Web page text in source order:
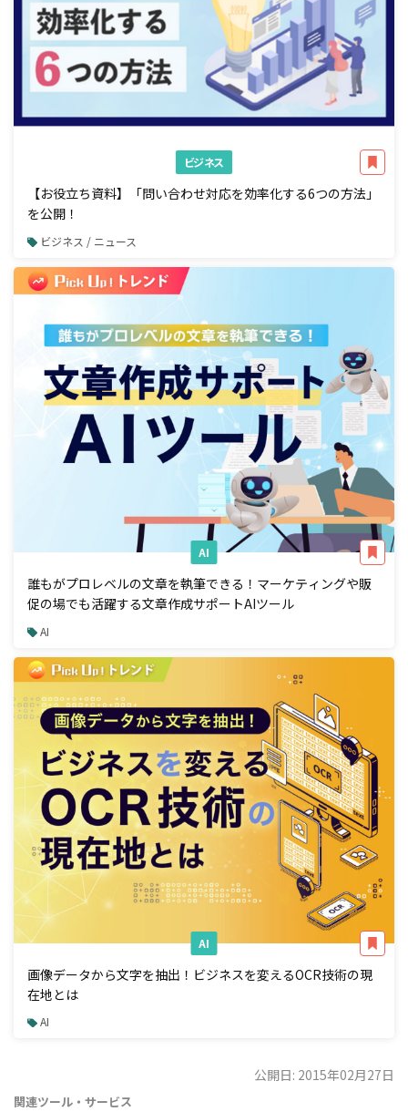
ビジネス
【お役立ち資料】「問い合わせ対応を効率化する6つの方法」
を公開！
ビジネス / ニュース
AI
誰もがプロレベルの文章を執筆できる！マーケティングや販
促の場でも活躍する文章作成サポートAIツール
AI
AI
画像データから文字を抽出！ビジネスを変えるOCR技術の現
在地とは
AI
公開日: 2015年02月27日
関連ツール・サービス